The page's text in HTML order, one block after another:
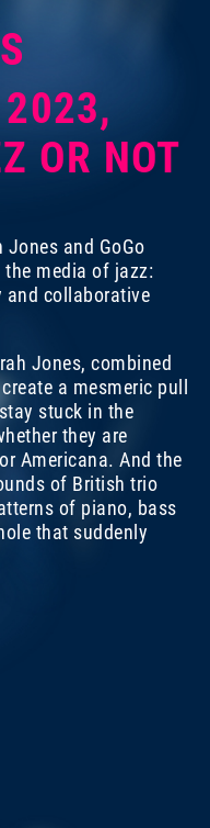
OR NOT
and GoGo
media of jazz:
and collaborative
Jones, combined
a mesmeric pull
stuck in the
they are
Americana. And the
of British trio
of piano, bass
that suddenly